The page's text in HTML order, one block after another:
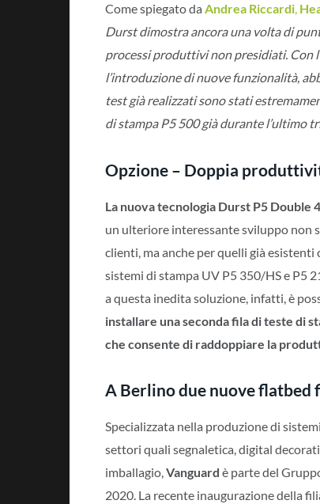
Come spiegato da Andrea Riccardi,
Durst dimostra ancora una volta di
processi produttivi non presidiati. Con
l’introduzione di nuove funzionalità,
test già realizzati sono stati
di stampa P5 500 già durante l’ultimo
Opzione – Doppia
La nuova tecnologia Durst P5 Double 4
un ulteriore interessante sviluppo non
clienti, ma anche per quelli già esistenti
sistemi di stampa UV P5 350/HS e P5
a questa inedita soluzione, infatti, è
installare una seconda fila di teste di
che consente di raddoppiare la
A Berlino due nuove flatbed
Specializzata nella produzione di
settori quali segnaletica, digital
imballagio, Vanguard è parte del
2020. La recente inaugurazione della